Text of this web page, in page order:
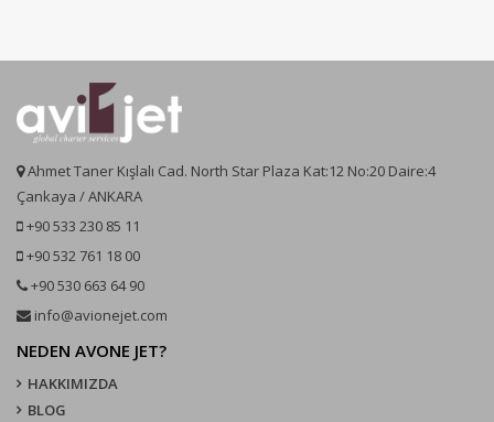
Ahmet Taner Kışlalı Cad. North Star Plaza Kat:12 No:20 Daire:4
Çankaya / ANKARA
+90 533 230 85 11
+90 532 761 18 00
+90 530 663 64 90
info@avionejet.com
NEDEN AVONE JET?
HAKKIMIZDA
BLOG